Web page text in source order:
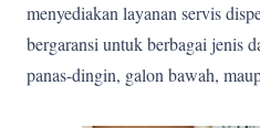
menyediakan layanan servis
bergaransi untuk berbagai jenis
panas-dingin, galon bawah,